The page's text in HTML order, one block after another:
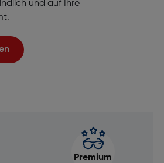
und auf Ihre
Premium